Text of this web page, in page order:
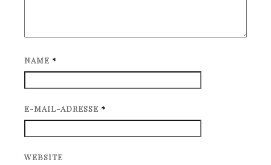
NAME *
E-MAIL-ADRESSE *
WEBSITE